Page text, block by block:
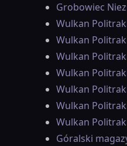
Grobowiec
Wulkan
Wulkan
Wulkan
Wulkan
Wulkan
Wulkan
Wulkan
Góralski